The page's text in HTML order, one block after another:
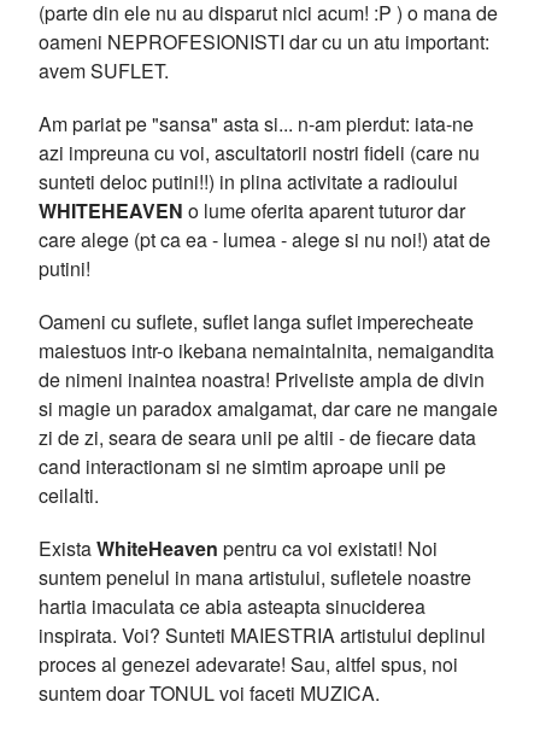
(parte din ele nu au disparut nici acum! :P ) o mana de
oameni NEPROFESIONISTI dar cu un atu important:
avem SUFLET.
Am pariat pe "sansa" asta si... n-am pierdut: iata-ne
azi impreuna cu voi, ascultatorii nostri fideli (care nu
sunteti deloc putini!!) in plina activitate a radioului
WHITEHEAVEN o lume oferita aparent tuturor dar
care alege (pt ca ea - lumea - alege si nu noi!) atat de
putini!
Oameni cu suflete, suflet langa suflet imperecheate
maiestuos intr-o ikebana nemaintalnita, nemaigandita
de nimeni inaintea noastra! Priveliste ampla de divin
si magie un paradox amalgamat, dar care ne mangaie
zi de zi, seara de seara unii pe altii - de fiecare data
cand interactionam si ne simtim aproape unii pe
ceilalti.
ExistaWhiteHeaven pentru ca voi existati! Noi
suntem penelul in mana artistului, sufletele noastre
hartia imaculata ce abia asteapta sinuciderea
inspirata. Voi? Sunteti MAIESTRIA artistului deplinul
proces al genezei adevarate! Sau, altfel spus, noi
suntem doar TONUL voi faceti MUZICA.